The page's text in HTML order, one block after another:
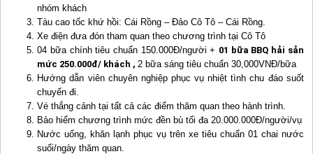
nhóm khách
Tàu cao tốc khứ hồi: Cái Rồng – ĐảoCô Tô – Cái Rồng.
Xe điện đưa đón tham quan theo chương trình tạiCô Tô
04 bữa chính tiêu chuẩn 150.000Đ/người + 01 bữa BBQ hải sản
mức 250.000đ/ khách ,2 bữa sáng tiêu chuẩn 30,000VNĐ/bữa
Hướng dẫn viên chuyên nghiệp phục vụ nhiệt tình chu đáo suốt
chuyến đi.
Vé thắng cảnh tại tất cả các điểm thăm quan theo hành trình.
Bảo hiểm chương trình mức đền bù tối đa 20.000.000Đ/người/vụ
Nước uống, khăn lạnh phục vụ trên xe tiêu chuẩn 01 chai nước
suối/ngày thăm quan.